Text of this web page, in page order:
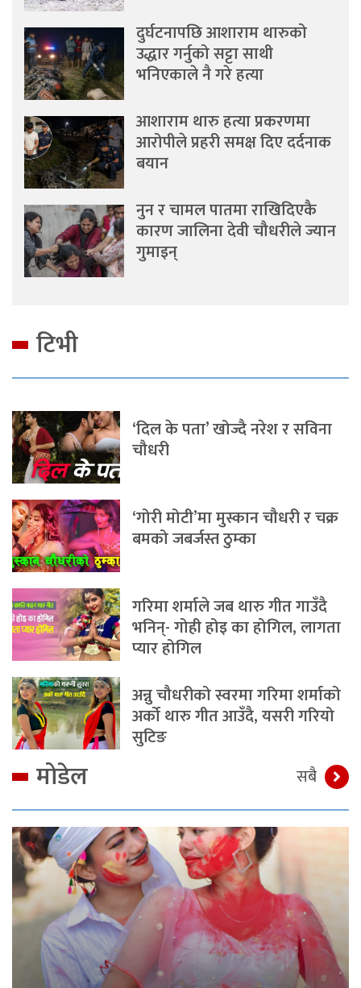
दुर्घटनापछि आशाराम थारुको
उद्धार गर्नुको सट्टा साथी
भनिएकाले नै गरे हत्या
आशाराम थारु हत्या प्रकरणमा
आरोपीले प्रहरी समक्ष दिए दर्दनाक
बयान
नुन र चामल पातमा राखिदिएकै
कारण जालिना देवी चौधरीले ज्यान
गुमाइन्
टिभी
‘दिल के पता’ खोज्दै नरेश र सविना
चौधरी
‘गोरी मोटी’मा मुस्कान चौधरी र चक्र
बमको जबर्जस्त ठुम्का
गरिमा शर्माले जब थारु गीत गाउँदै
भनिन्- गोही होइ का होगिल, लागता
प्यार होगिल
अन्नु चौधरीको स्वरमा गरिमा शर्माको
अर्को थारु गीत आउँदै, यसरी गरियो
सुटिङ
मोडेल सबै